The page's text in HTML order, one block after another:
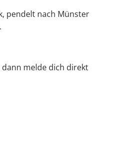
pendelt nach Münster
melde dich direkt